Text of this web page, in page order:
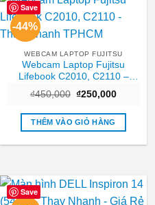
Save
-44%
WEBCAM LAPTOP FUJITSU
Webcam Laptop Fujitsu
Lifebook C2010, C2110 –
₫450,000 Giá
là:
₫450,000.
₫250,000Giá
tại
₫250,000.
THÊM VÀO GIỎ HÀNG
Save